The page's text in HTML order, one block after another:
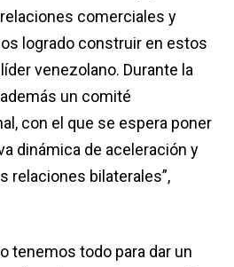
comerciales y
logrado construir en estos
venezolano. Durante la
un comité
con el que se espera poner
dinámica de aceleración y
relaciones bilaterales”,
tenemos todo para dar un